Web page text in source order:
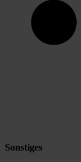
Sonstiges